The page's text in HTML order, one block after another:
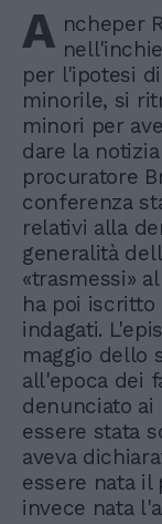
A ncheper
per l'ipotesi
minorile, si
minori per
dare la
procuratore
conferenza
relativi alla
generalità
«trasmessi»
ha poi iscritto
indagati.
maggio dello
all'epoca dei
denunciato ai
essere stata
aveva
essere nata il
invece nata